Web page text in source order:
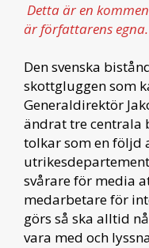
Detta är en
är författarens egna.
Den svenska
skottgluggen som
Generaldirektör
ändrat tre centrala
tolkar som en följd
svårare för media
medarbetare för
görs så ska alltid
vara med och